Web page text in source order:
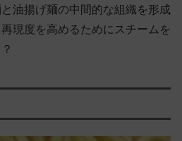
油揚げ麺の中間的な組織を形成
現度を高めるためにスチームを